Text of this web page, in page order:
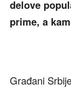
delove
prime, a
Građani